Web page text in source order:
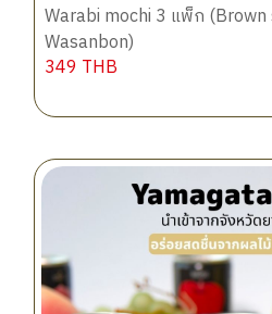
Warabi mochi 3 แพ็ก (Brown
Wasanbon)
349 THB